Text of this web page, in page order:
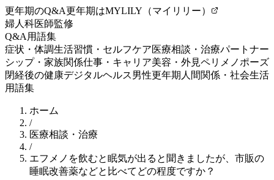
更年期のQ&A更年期はMYLILY（マイリリー）
婦人科医師監修
Q&A 用語集
症状・体調生活習慣・セルフケア医療相談・治療パートナー
シップ・家族関係仕事・キャリア美容・外見ペリメノポーズ
閉経後の健康デジタルヘルス男性更年期 人間関係・社会生活
用語集
ホーム
/
医療相談・治療
/
エフメノを飲むと眠気が出ると聞きましたが、市販の
睡眠改善薬などと比べてどの程度ですか？